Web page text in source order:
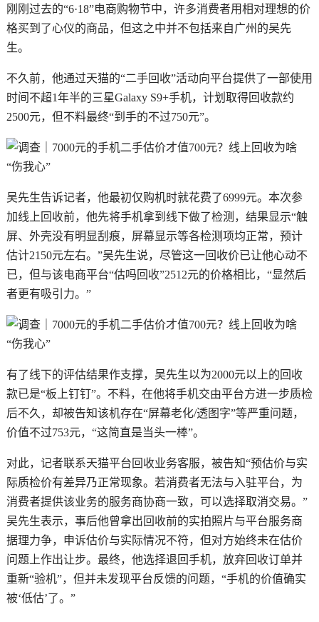
刚刚过去的“6·18”电商购物节中，许多消费者用相对理想的价
格买到了心仪的商品，但这之中并不包括来自广州的吴先
生。
不久前，他通过天猫的“二手回收”活动向平台提供了一部使用
时间不超1年半的三星Galaxy S9+手机，计划取得回收款约
2500元，但不料最终“到手的不过750元”。
吴先生告诉记者，他最初仅购机时就花费了6999元。本次参
加线上回收前，他先将手机拿到线下做了检测，结果显示“触
屏、外壳没有明显刮痕，屏幕显示等各检测项均正常，预计
估计2150元左右。”吴先生说，尽管这一回收价已让他心动不
已，但与该电商平台“估吗回收”2512元的价格相比，“显然后
者更有吸引力。”
有了线下的评估结果作支撑，吴先生以为2000元以上的回收
款已是“板上钉钉”。不料，在他将手机交由平台方进一步质检
后不久，却被告知该机存在“屏幕老化/透图字”等严重问题，
价值不过753元，“这简直是当头一棒”。
对此，记者联系天猫平台回收业务客服，被告知“预估价与实
际质检价有差异乃正常现象。若消费者无法与入驻平台，为
消费者提供该业务的服务商协商一致，可以选择取消交易。”
吴先生表示，事后他曾拿出回收前的实拍照片与平台服务商
据理力争，申诉估价与实际情况不符，但对方始终未在估价
问题上作出让步。最终，他选择退回手机，放弃回收订单并
重新“验机”，但并未发现平台反馈的问题，“手机的价值确实
被‘低估’了。”